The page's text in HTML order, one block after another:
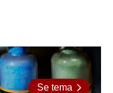
Se tema